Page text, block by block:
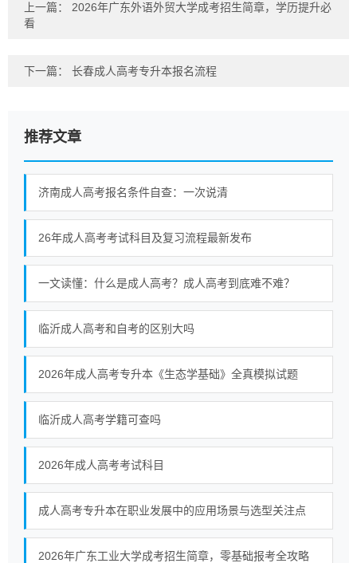
上一篇： 2026年广东外语外贸大学成考招生简章，学历提升必
看
下一篇： 长春成人高考专升本报名流程
推荐文章
济南成人高考报名条件自查：一次说清
26年成人高考考试科目及复习流程最新发布
一文读懂：什么是成人高考？成人高考到底难不难？
临沂成人高考和自考的区别大吗
2026年成人高考专升本《生态学基础》全真模拟试题
临沂成人高考学籍可查吗
2026年成人高考考试科目
成人高考专升本在职业发展中的应用场景与选型关注点
2026年广东工业大学成考招生简章，零基础报考全攻略